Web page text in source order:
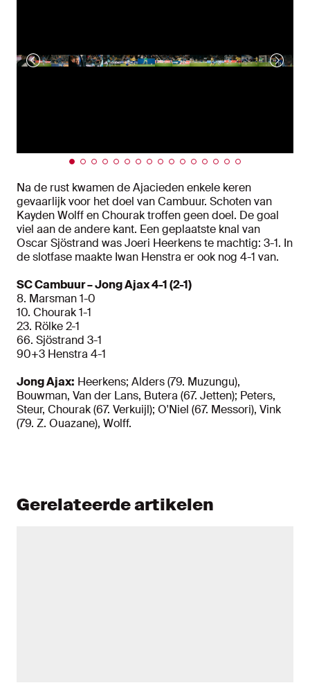
Na de rust kwamen de Ajacieden enkele keren
gevaarlijk voor het doel van Cambuur. Schoten van
Kayden Wolff en Chourak troffen geen doel. De goal
viel aan de andere kant. Een geplaatste knal van
Oscar Sjöstrand was Joeri Heerkens te machtig: 3-1. In
de slotfase maakte Iwan Henstra er ook nog 4-1 van.
SC Cambuur – Jong Ajax 4-1 (2-1)
8. Marsman 1-0
10. Chourak 1-1
23. Rölke 2-1
66. Sjöstrand 3-1
90+3 Henstra 4-1
Jong Ajax: Heerkens; Alders (79. Muzungu),
Bouwman, Van der Lans, Butera (67. Jetten); Peters,
Steur, Chourak (67. Verkuijl); O'Niel (67. Messori), Vink
(79. Z. Ouazane), Wolff.
Gerelateerde artikelen